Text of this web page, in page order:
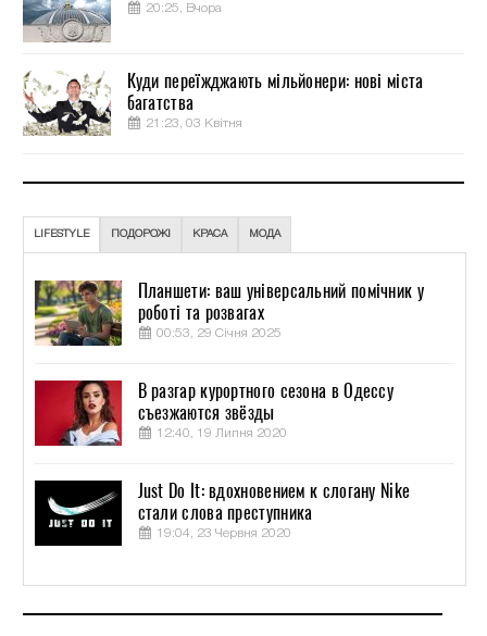
20:25, Вчора
Куди переїжджають мільйонери: нові міста
багатства
21:23, 03 Квітня
LIFESTYLE ПОДОРОЖІ КРАСА МОДА
Планшети: ваш універсальний помічник у
роботі та розвагах
00:53, 29 Січня 2025
В разгар курортного сезона в Одессу
съезжаются звёзды
12:40, 19 Липня 2020
Just Do It: вдохновением к слогану Nike
стали слова преступника
19:04, 23 Червня 2020